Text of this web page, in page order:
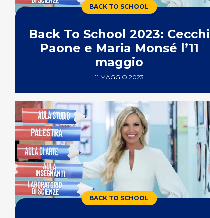
BACK TO SCHOOL
Back To School 2023: Cecchi
Paone e Maria Monsé l’11
maggio
11 MAGGIO 2023
BACK TO SCHOOL